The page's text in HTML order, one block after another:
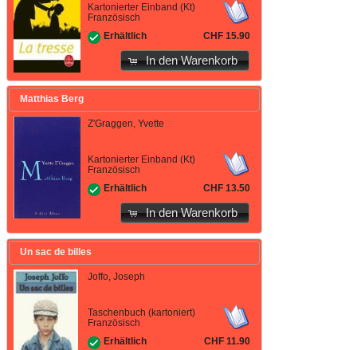
Kartonierter Einband (Kt)
Französisch
Erhältlich
CHF 15.90
In den Warenkorb
Matthias Berg
Z'Graggen, Yvette
Kartonierter Einband (Kt)
Französisch
Erhältlich
CHF 13.50
In den Warenkorb
Un sac de billes
Joffo, Joseph
Taschenbuch (kartoniert)
Französisch
Erhältlich
CHF 11.90